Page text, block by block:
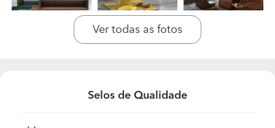
A sua empresa encontra-se especializada em que
tipos de trabalho?
Arquitectura decoração
Renovação de ambientes
Ver todas as fotos
Selos de Qualidade